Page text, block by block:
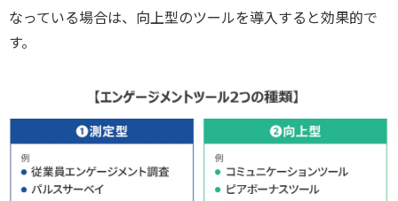
なっている場合は、向上型のツールを導入すると効果的で
す。